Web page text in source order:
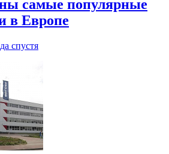
самые популярные
в Европе
спустя